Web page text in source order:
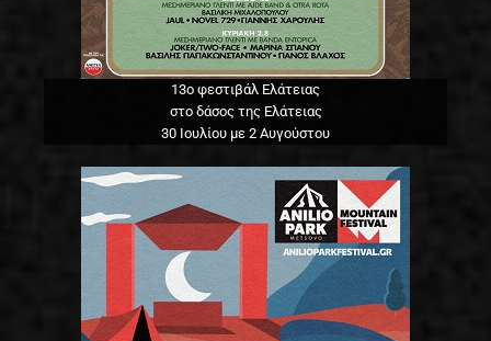
13o φεστιβάλ Ελάτειας
στο δάσος της Ελάτειας
30 Ιουλίου με 2 Αυγούστου